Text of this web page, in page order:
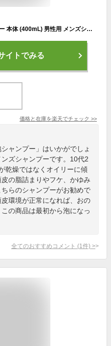
花王 サクセス 最初から泡シャンプー 本体 (400mL) 男性用 メンズシャンプー
イトでみる
価格と在庫を楽天でチェック >>
ャンプー」はいかがでしょ
ズシャンプーです。10代2
乾燥ではなくオイリーに傾
の脂詰まりやフケ、かゆみ
ちらのシャンプーがお勧めで
環境が正常になれば、おの
の商品は最初から泡になっ
全てのおすすめコメント (1 件) >